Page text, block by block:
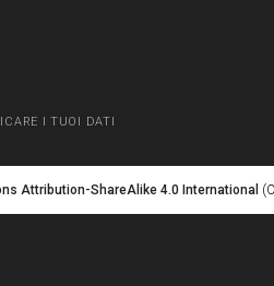
I TUOI DATI
Attribution-ShareAlike 4.0 International